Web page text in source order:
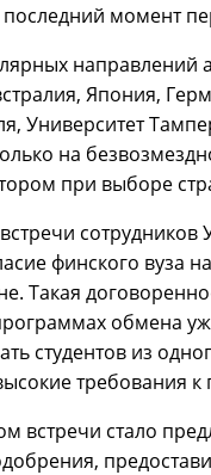
последний момент
направлений
Япония,
Университет
на
при выборе
финского вуза
Такая
обмена
студентов из
требования
встречи стало